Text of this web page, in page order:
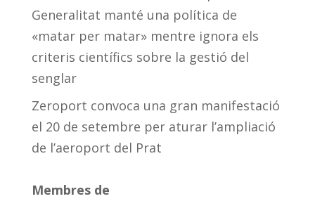
Generalitat manté una política de
«matar per matar» mentre ignora els
criteris científics sobre la gestió del
senglar
Zeroport convoca una gran manifestació
el 20 de setembre per aturar l’ampliació
de l’aeroport del Prat
Membres de